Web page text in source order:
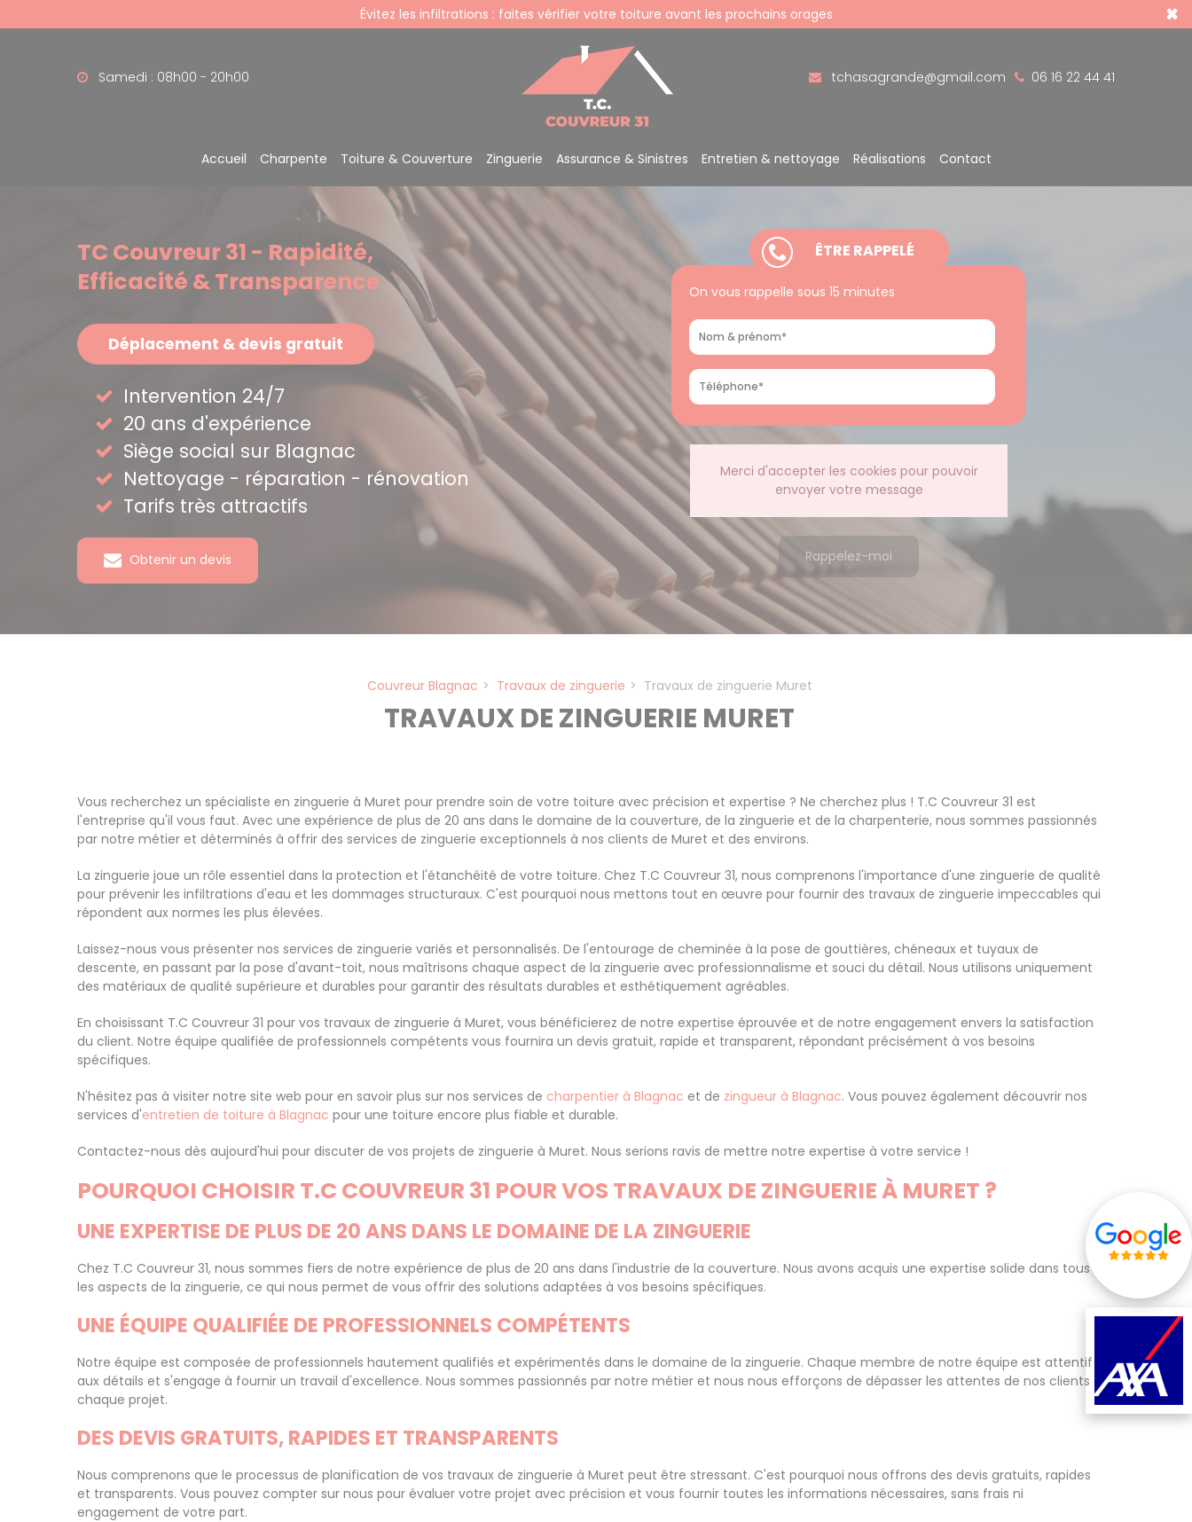
Évitez les infiltrations : faites vérifier votre toiture avant les prochains orages ×
Samedi : 08h00 - 20h00 tchasagrande@gmail.com 06 16 22 44 41
Accueil Charpente Toiture & Couverture Zinguerie Assurance & Sinistres Entretien & nettoyage Réalisations Contact
TC Couvreur 31 - Rapidité,
Efficacité & Transparence
Déplacement & devis gratuit
Intervention 24/7
20 ans d'expérience
Siège social sur Blagnac
Nettoyage - réparation - rénovation
Tarifs très attractifs
Obtenir un devis
ÊTRE RAPPELÉ
On vous rappelle sous 15 minutes
Merci d'accepter les cookies pour pouvoir
envoyer votre message
Rappelez-moi
Couvreur Blagnac Travaux de zinguerie Travaux de zinguerie Muret
TRAVAUX DE ZINGUERIE MURET
Vous recherchez un spécialiste en zinguerie à Muret pour prendre soin de votre toiture avec précision et expertise ? Ne cherchez plus ! T.C Couvreur 31 est
l'entreprise qu'il vous faut. Avec une expérience de plus de 20 ans dans le domaine de la couverture, de la zinguerie et de la charpenterie, nous sommes passionnés
par notre métier et déterminés à offrir des services de zinguerie exceptionnels à nos clients de Muret et des environs.
La zinguerie joue un rôle essentiel dans la protection et l'étanchéité de votre toiture. Chez T.C Couvreur 31, nous comprenons l'importance d'une zinguerie de qualité
pour prévenir les infiltrations d'eau et les dommages structuraux. C'est pourquoi nous mettons tout en œuvre pour fournir des travaux de zinguerie impeccables qui
répondent aux normes les plus élevées.
Laissez-nous vous présenter nos services de zinguerie variés et personnalisés. De l'entourage de cheminée à la pose de gouttières, chéneaux et tuyaux de
descente, en passant par la pose d'avant-toit, nous maîtrisons chaque aspect de la zinguerie avec professionnalisme et souci du détail. Nous utilisons uniquement
des matériaux de qualité supérieure et durables pour garantir des résultats durables et esthétiquement agréables.
En choisissant T.C Couvreur 31 pour vos travaux de zinguerie à Muret, vous bénéficierez de notre expertise éprouvée et de notre engagement envers la satisfaction
du client. Notre équipe qualifiée de professionnels compétents vous fournira un devis gratuit, rapide et transparent, répondant précisément à vos besoins
spécifiques.
N'hésitez pas à visiter notre site web pour en savoir plus sur nos services de charpentier à Blagnac et de zingueur à Blagnac. Vous pouvez également découvrir nos
services d'entretien de toiture à Blagnac pour une toiture encore plus fiable et durable.
Contactez-nous dès aujourd'hui pour discuter de vos projets de zinguerie à Muret. Nous serions ravis de mettre notre expertise à votre service !
POURQUOI CHOISIR T.C COUVREUR 31 POUR VOS TRAVAUX DE ZINGUERIE À MURET ?
UNE EXPERTISE DE PLUS DE 20 ANS DANS LE DOMAINE DE LA ZINGUERIE
Chez T.C Couvreur 31, nous sommes fiers de notre expérience de plus de 20 ans dans l'industrie de la couverture. Nous avons acquis une expertise solide dans tous
les aspects de la zinguerie, ce qui nous permet de vous offrir des solutions adaptées à vos besoins spécifiques.
UNE ÉQUIPE QUALIFIÉE DE PROFESSIONNELS COMPÉTENTS
Notre équipe est composée de professionnels hautement qualifiés et expérimentés dans le domaine de la zinguerie. Chaque membre de notre équipe est attentif
aux détails et s'engage à fournir un travail d'excellence. Nous sommes passionnés par notre métier et nous nous efforçons de dépasser les attentes de nos clients à
chaque projet.
DES DEVIS GRATUITS, RAPIDES ET TRANSPARENTS
Nous comprenons que le processus de planification de vos travaux de zinguerie à Muret peut être stressant. C'est pourquoi nous offrons des devis gratuits, rapides
et transparents. Vous pouvez compter sur nous pour évaluer votre projet avec précision et vous fournir toutes les informations nécessaires, sans frais ni
engagement de votre part.